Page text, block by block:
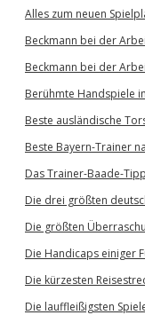
Alles zum neuen
Beckmann bei der
Beckmann bei der
Berühmte Handspiele
Beste ausländische
Beste Bayern-Trainer
Das Trainer-Baade-
Die drei größten
Die größten
Die Handicaps einiger
Die kürzesten
Die lauffleißigsten